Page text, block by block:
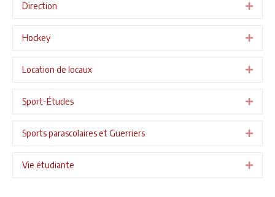
Direction
Hockey
Location de locaux
Sport-Études
Sports parascolaires et Guerriers
Vie étudiante